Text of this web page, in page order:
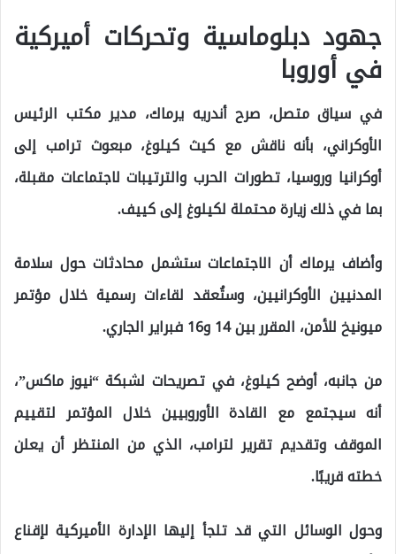
جهود دبلوماسية وتحركات أميركية
في أوروبا
في سياق متصل، صرح أندريه يرماك، مدير مكتب الرئيس
الأوكراني، بأنه ناقش مع كيث كيلوغ، مبعوث ترامب إلى
أوكرانيا وروسيا، تطورات الحرب والترتيبات لاجتماعات مقبلة،
بما في ذلك زيارة محتملة لكيلوغ إلى كييف.
وأضاف يرماك أن الاجتماعات ستشمل محادثات حول سلامة
المدنيين الأوكرانيين، وستُعقد لقاءات رسمية خلال مؤتمر
ميونيخ للأمن، المقرر بين 14 و16 فبراير الجاري.
من جانبه، أوضح كيلوغ، في تصريحات لشبكة “نيوز ماكس”،
أنه سيجتمع مع القادة الأوروبيين خلال المؤتمر لتقييم
الموقف وتقديم تقرير لترامب، الذي من المنتظر أن يعلن
خطته قريبًا.
وحول الوسائل التي قد تلجأ إليها الإدارة الأميركية لإقناع